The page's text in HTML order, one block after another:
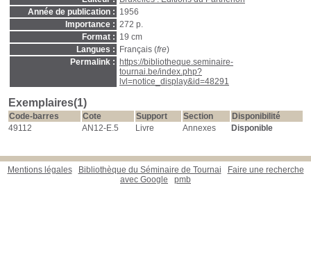
Année de publication : 1956
Importance : 272 p.
Format : 19 cm
Langues :
Français (fre)
Permalink :
https://bibliotheque.seminaire-
tournai.be/index.php?
lvl=notice_display&id=48291
Exemplaires(1)
Code-barres Cote Support Section
Disponibilité
49112
AN12-E.5 Livre Annexes Disponible
Mentions légales Bibliothèque du Séminaire de Tournai
Faire une recherche
avec Google
pmb